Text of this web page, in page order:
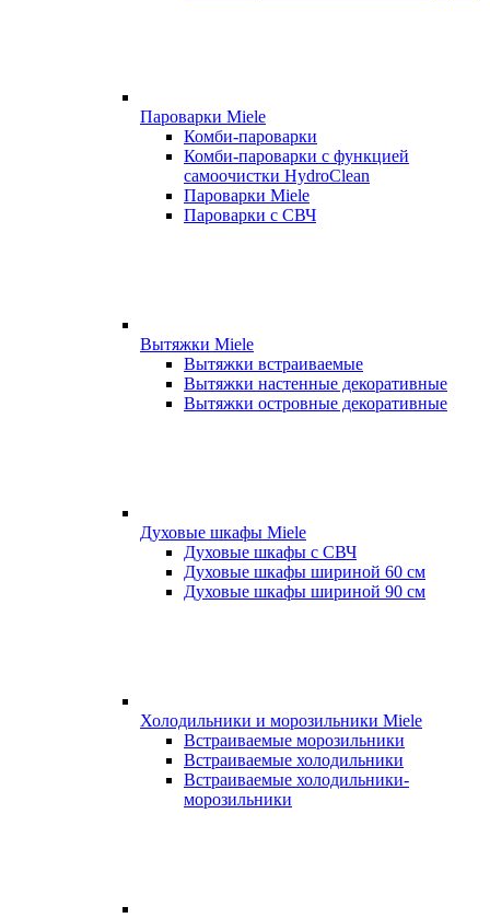
Пароварки Miele
Комби-пароварки
Комби-пароварки с функцией
самоочистки HydroClean
Пароварки Miele
Пароварки с СВЧ
Вытяжки Miele
Вытяжки встраиваемые
Вытяжки настенные декоративные
Вытяжки островные декоративные
Духовые шкафы Miele
Духовые шкафы с СВЧ
Духовые шкафы шириной 60 см
Духовые шкафы шириной 90 см
Холодильники и морозильники Miele
Встраиваемые морозильники
Встраиваемые холодильники
Встраиваемые холодильники-
морозильники